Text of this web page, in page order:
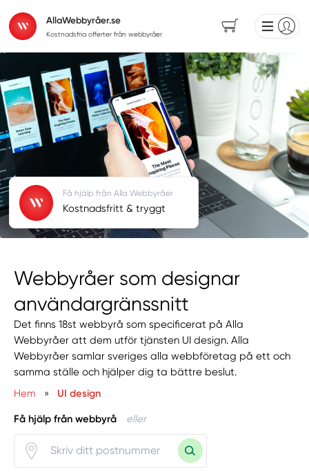
AllaWebbyråer.se
Kostnadsfria offerter från webbyråer
Webbyråer som designar
användargränssnitt
Det finns 18st webbyrå som specificerat på Alla
Webbyråer att dem utför tjänsten UI design. Alla
Webbyråer samlar sveriges alla webbföretag på ett och
samma ställe och hjälper dig ta bättre beslut.
Hem
» UI design
Få hjälp från webbyrå eller
Få hjälp från Alla Webbyråer
Kostnadsfritt & tryggt